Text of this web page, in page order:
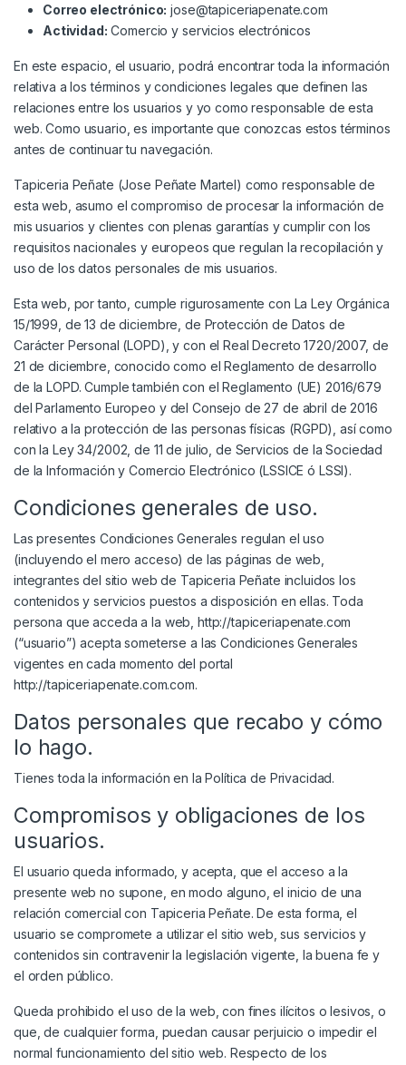
Correo electrónico: jose@tapiceriapenate.com
Actividad: Comercio y servicios electrónicos
En este espacio, el usuario, podrá encontrar toda la información
relativa a los términos y condiciones legales que definen las
relaciones entre los usuarios y yo como responsable de esta
web. Como usuario, es importante que conozcas estos términos
antes de continuar tu navegación.
Tapiceria Peñate (Jose Peñate Martel) como responsable de
esta web, asumo el compromiso de procesar la información de
mis usuarios y clientes con plenas garantías y cumplir con los
requisitos nacionales y europeos que regulan la recopilación y
uso de los datos personales de mis usuarios.
Esta web, por tanto, cumple rigurosamente con La Ley Orgánica
15/1999, de 13 de diciembre, de Protección de Datos de
Carácter Personal (LOPD), y con el Real Decreto 1720/2007, de
21 de diciembre, conocido como el Reglamento de desarrollo
de la LOPD. Cumple también con el Reglamento (UE) 2016/679
del Parlamento Europeo y del Consejo de 27 de abril de 2016
relativo a la protección de las personas físicas (RGPD), así como
con la Ley 34/2002, de 11 de julio, de Servicios de la Sociedad
de la Información y Comercio Electrónico (LSSICE ó LSSI).
Condiciones generales de uso.
Las presentes Condiciones Generales regulan el uso
(incluyendo el mero acceso) de las páginas de web,
integrantes del sitio web de Tapiceria Peñate incluidos los
contenidos y servicios puestos a disposición en ellas. Toda
persona que acceda a la web, http://tapiceriapenate.com
(“usuario”) acepta someterse a las Condiciones Generales
vigentes en cada momento del portal
http://tapiceriapenate.com.com.
Datos personales que recabo y cómo
lo hago.
Tienes toda la información en laPolítica de Privacidad.
Compromisos y obligaciones de los
usuarios.
El usuario queda informado, y acepta, que el acceso a la
presente web no supone, en modo alguno, el inicio de una
relación comercial con Tapiceria Peñate. De esta forma, el
usuario se compromete a utilizar el sitio web, sus servicios y
contenidos sin contravenir la legislación vigente, la buena fe y
el orden público.
Queda prohibido el uso de la web, con fines ilícitos o lesivos, o
que, de cualquier forma, puedan causar perjuicio o impedir el
normal funcionamiento del sitio web. Respecto de los